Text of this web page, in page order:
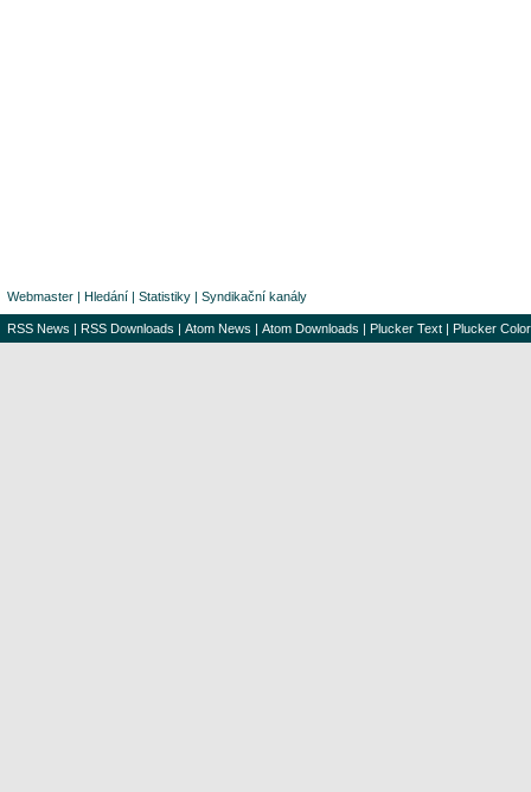
Webmaster | Hledání | Statistiky | Syndikační kanály
RSS News | RSS Downloads | Atom News | Atom Downloads | Plucker Text | Plucker Color